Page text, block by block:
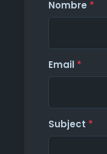
Nombre *
Email *
Subject *